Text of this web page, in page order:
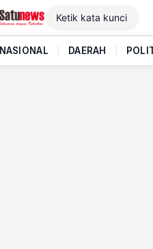
NASIONAL DAERAH